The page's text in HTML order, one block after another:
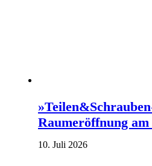
Raumeröffnung am
10. Juli 2026